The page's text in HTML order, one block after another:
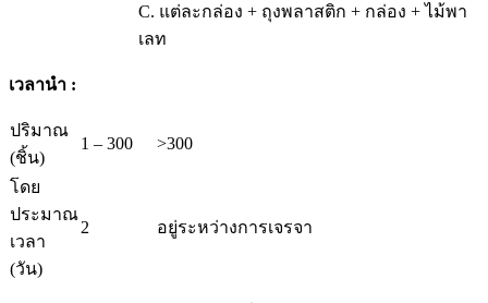
C. แต่ละกล่อง + ถุงพลาสติก + กล่อง + ไม้พา
เลท
เวลานำ :
ปริมาณ
(ชิ้น)
1 – 300 >300
โดย
ประมาณ
เวลา
(วัน)
2 อยู่ระหว่างการเจรจา